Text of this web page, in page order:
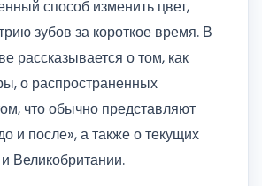
способ изменить цвет,
зубов за короткое время. В
рассказывается о том, как
о распространенных
что обычно представляют
и после», а также о текущих
Великобритании.